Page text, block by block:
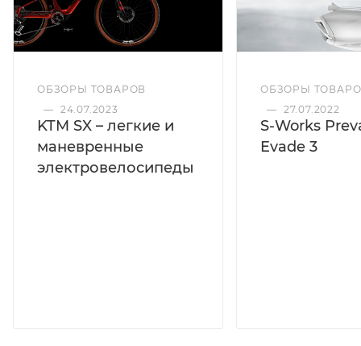
ОБЗОРЫ ТОВАРОВ
— 24.07.2023
KTM SX – легкие и
маневренные
электровелосипеды
ОБЗОРЫ
— 27.07.2022
S-Works
Evade 3